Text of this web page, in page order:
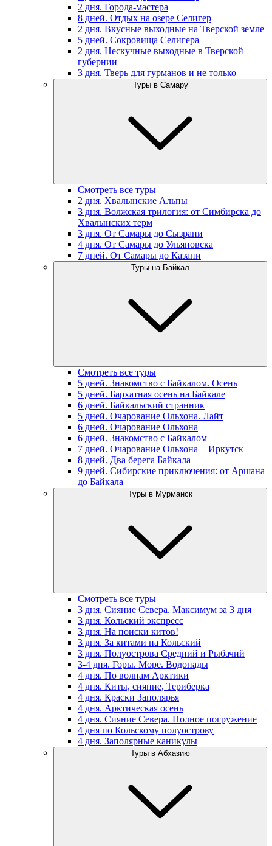
2 дня. Города-мастера
8 дней. Отдых на озере Селигер
2 дня. Вкусные выходные на Тверской земле
5 дней. Сокровища Селигера
2 дня. Нескучные выходные в Тверской
губернии
3 дня. Тверь для гурманов и не только
Туры в Самару
Смотреть все туры
2 дня. Хвалынские Альпы
3 дня. Волжская трилогия: от Симбирска до
Хвалынских терм
3 дня. От Самары до Сызрани
4 дня. От Самары до Ульяновска
7 дней. От Самары до Казани
Туры на Байкал
Смотреть все туры
5 дней. Знакомство с Байкалом. Осень
5 дней. Бархатная осень на Байкале
6 дней. Байкальский странник
5 дней. Очарование Ольхона. Лайт
6 дней. Очарование Ольхона
6 дней. Знакомство с Байкалом
7 дней. Очарование Ольхона + Иркутск
8 дней. Два берега Байкала
9 дней. Сибирские приключения: от Аршана
до Байкала
Туры в Мурманск
Смотреть все туры
3 дня. Сияние Севера. Максимум за 3 дня
3 дня. Кольский экспресс
3 дня. На поиски китов!
3 дня. За китами на Кольский
3 дня. Полуострова Средний и Рыбачий
3-4 дня. Горы. Море. Водопады
4 дня. По волнам Арктики
4 дня. Киты, сияние, Териберка
4 дня. Краски Заполярья
4 дня. Арктическая осень
4 дня. Сияние Севера. Полное погружение
4 дня по Кольскому полуострову
4 дня. Заполярные каникулы
Туры в Абхазию